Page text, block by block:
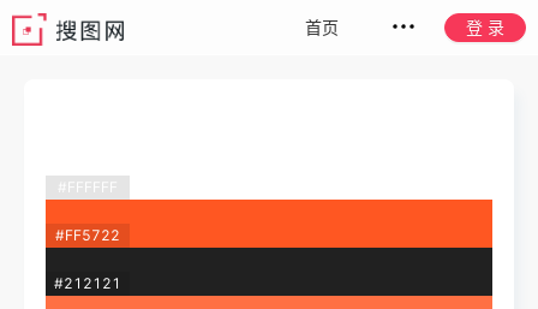
首页 登 录
#FFFFFF
#FF5722
#212121